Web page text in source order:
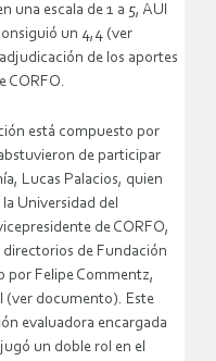
una escala de 1 a 5, AUI
un 4,4 (ver
de los aportes
CORFO.
está compuesto por
de participar
Lucas Palacios, quien
Universidad del
de CORFO,
directorios de Fundación
por Felipe Commentz,
(ver documento). Este
evaluadora encargada
un doble rol en el